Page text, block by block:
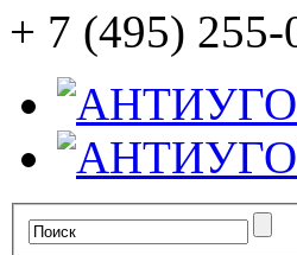
+ 7 (495) 255-